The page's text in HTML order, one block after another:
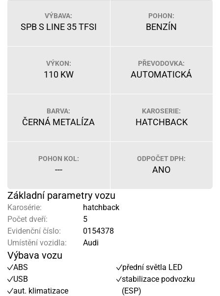
VÝBAVA:
SPB S LINE 35 TFSI
POHON:
BENZÍN
VÝKON:
110 KW
PŘEVODOVKA:
AUTOMATICKÁ
BARVA:
ČERNÁ METALÍZA
KAROSERIE:
HATCHBACK
POHON KOL:
---
ODPOČET DPH:
ANO
Základní parametry vozu
Karosérie:
hatchback
Počet dveří:
5
Evidenční číslo:
0154378
Umístění vozidla:
Audi
Výbava vozu
ABS
USB
aut. klimatizace
přední světla LED
stabilizace podvozku
(ESP)